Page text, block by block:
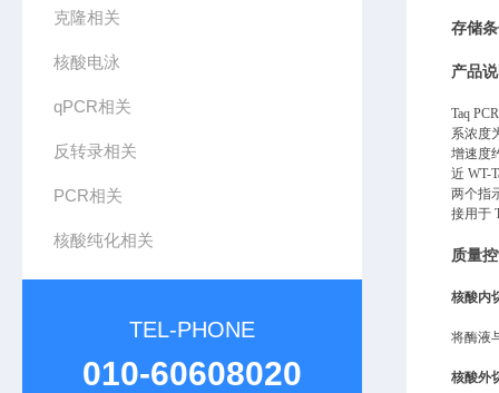
克隆相关
核酸电泳
qPCR相关
反转录相关
PCR相关
核酸纯化相关
TEL-PHONE
010-60608020
存储
产品
Taq
系浓度
增速度
近 WT-
两个指
接用于
质量
核酸内
将酶液
核酸外